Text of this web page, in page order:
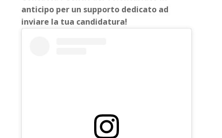
anticipo per un supporto dedicato ad
inviare la tua candidatura!